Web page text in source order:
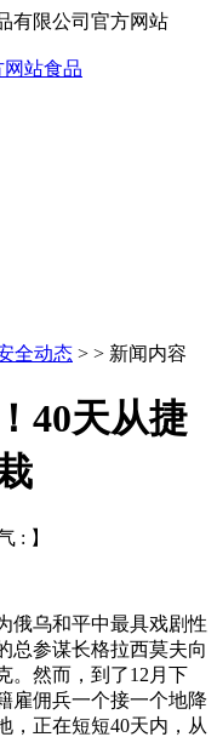
有限公司官方网站
全动态 > > 新闻内容
40天从捷
: 】
乌和平中最具戏剧性
总参谋长格拉西莫夫向
。然而，到了12月下
雇佣兵一个接一个地降
，正在短短40天内，从